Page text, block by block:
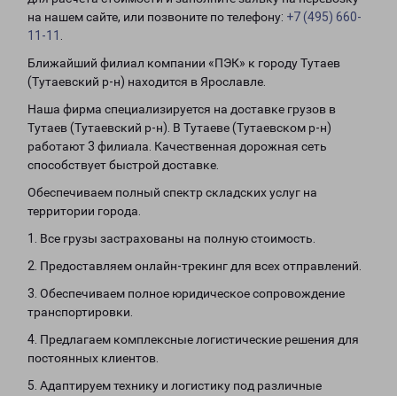
на нашем сайте, или позвоните по телефону: +7 (495) 660-
11-11
Ближайший филиал компании «ПЭК» к городу Тутаев
(Тутаевский р-н) находится в Ярославле.
Наша фирма специализируется на доставке грузов в
Тутаев (Тутаевский р-н). В Тутаеве (Тутаевском р-н)
работают 3 филиала. Качественная дорожная сеть
способствует быстрой доставке.
Обеспечиваем полный спектр складских услуг на
территории города.
1. Все грузы застрахованы на полную стоимость.
2. Предоставляем онлайн-трекинг для всех отправлений.
3. Обеспечиваем полное юридическое сопровождение
транспортировки.
4. Предлагаем комплексные логистические решения для
постоянных клиентов.
5. Адаптируем технику и логистику под различные